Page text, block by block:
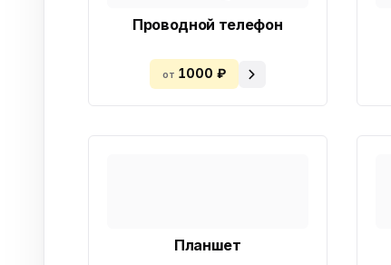
Проводной телефон
от 1000 ₽
Планшет